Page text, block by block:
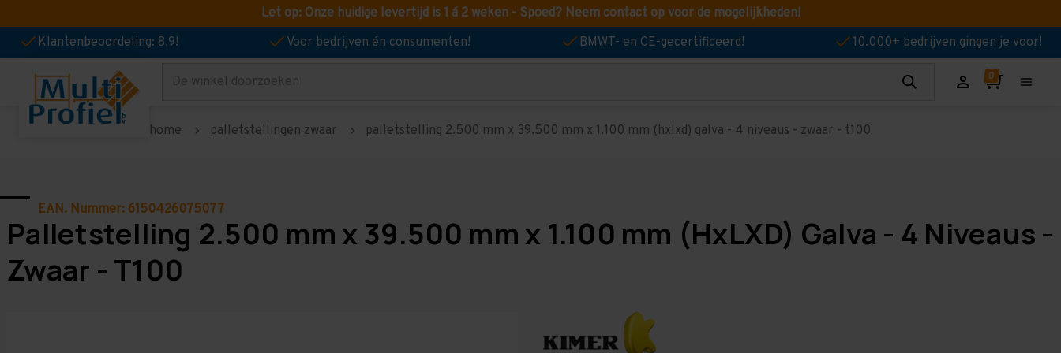
Let op: Onze huidige levertijd is 1 á 2 weken - Spoed? Neem contact op voor de mogelijkheden!
Klantenbeoordeling: 8,9!
Voor bedrijven én consumenten! BMWT- en CE-gecertificeerd! 10.000+ bedrijven gingen je voor!
Zoeken
home palletstellingen zwaar palletstelling 2.500 mm x 39.500 mm x 1.100 mm (hxlxd) galva - 4 niveaus - zwaar - t100
EAN. Nummer: 6150426075077
Palletstelling 2.500 mm x 39.500 mm x 1.100 mm (HxLXD) Galva - 4 Niveaus -
Zwaar - T100